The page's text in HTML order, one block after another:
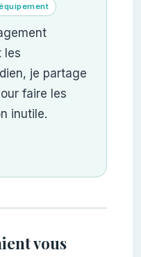
les
je partage
faire les
inutile.
vous